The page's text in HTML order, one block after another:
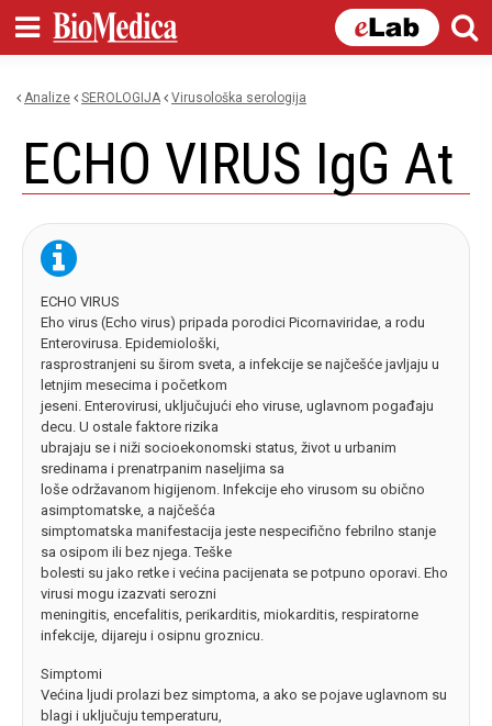
content
Analize SEROLOGIJA virusološka serologija
ECHO VIRUS IgG At
ECHO VIRUS
Eho virus (Echo virus) pripada porodici Picornaviridae, a rodu
Enterovirusa. Epidemiološki,
rasprostranjeni su širom sveta, a infekcije se najčešće javljaju u
letnjim mesecima i početkom
jeseni. Enterovirusi, uključujući eho viruse, uglavnom pogađaju
decu. U ostale faktore rizika
ubrajaju se i niži socioekonomski status, život u urbanim
sredinama i prenatrpanim naseljima sa
loše održavanom higijenom. Infekcije eho virusom su obično
asimptomatske, a najčešća
simptomatska manifestacija jeste nespecifično febrilno stanje
sa osipom ili bez njega. Teške
bolesti su jako retke i većina pacijenata se potpuno oporavi. Eho
virusi mogu izazvati serozni
meningitis, encefalitis, perikarditis, miokarditis, respiratorne
infekcije, dijareju i osipnu groznicu.
Simptomi
Većina ljudi prolazi bez simptoma, a ako se pojave uglavnom su
blagi i uključuju temperaturu,